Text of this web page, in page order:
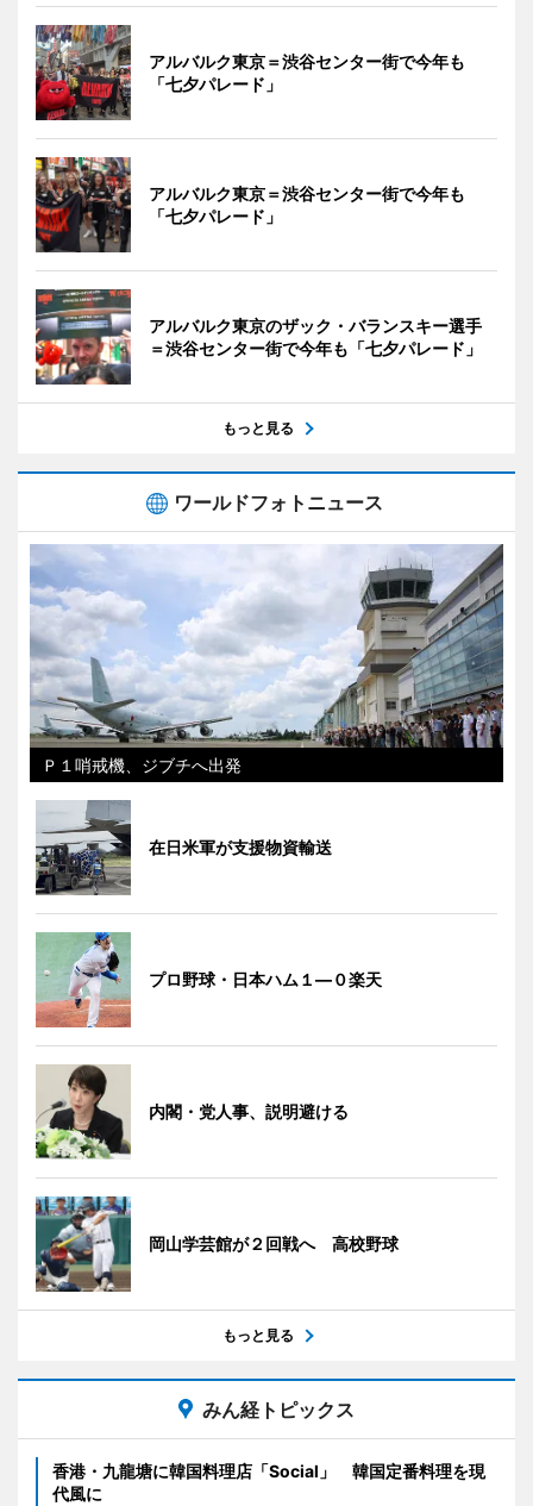
アルバルク東京＝渋谷センター街で今年も
「七夕パレード」
アルバルク東京＝渋谷センター街で今年も
「七夕パレード」
アルバルク東京のザック・バランスキー選手
＝渋谷センター街で今年も「七夕パレード」
もっと見る
ワールドフォトニュース
Ｐ１哨戒機、ジブチへ出発
在日米軍が支援物資輸送
プロ野球・日本ハム１―０楽天
内閣・党人事、説明避ける
岡山学芸館が２回戦へ 高校野球
もっと見る
みん経トピックス
香港・九龍塘に韓国料理店「Social」 韓国定番料理を現
代風に